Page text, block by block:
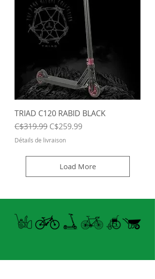
TRIAD C120 RABID BLACK
Regular Price
C$319.99 Sale Price
C$259.99
Détails de livraison
Load More